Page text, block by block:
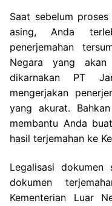
Saat sebelum
asing, Anda
penerjemahan
Negara yang
dikarnakan PT
mengerjakan
yang akurat.
membantu Anda
hasil terjemahan ke
Legalisasi dokumen
dokumen
Kementerian Luar